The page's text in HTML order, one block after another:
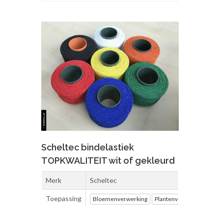
Scheltec bindelastiek
TOPKWALITEIT wit of gekleurd
Merk Scheltec
Toepassing Bloemenverwerking Plantenverwerking